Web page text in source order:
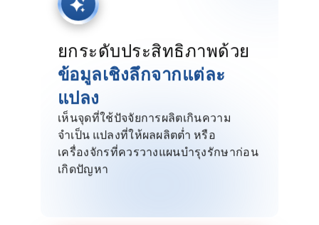
ยกระดับประสิทธิภาพด้วย
ข้อมูลเชิงลึกจากแต่ละ
แปลง
เห็นจุดที่ใช้ปัจจัยการผลิตเกินความ
จำเป็น แปลงที่ให้ผลผลิตต่ำ หรือ
เครื่องจักรที่ควรวางแผนบำรุงรักษาก่อน
เกิดปัญหา